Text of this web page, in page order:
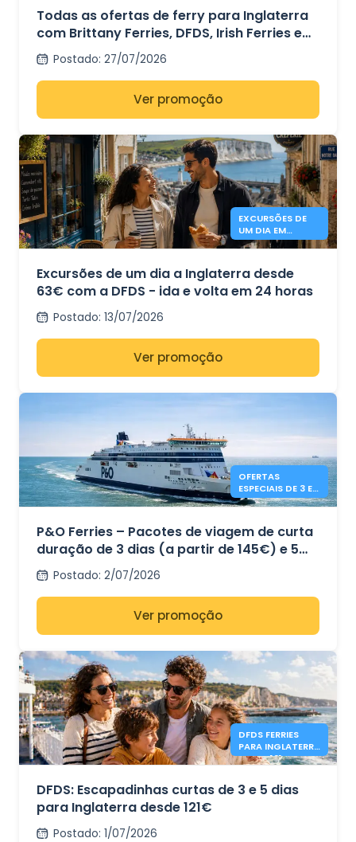
2026 DESDE 41 €
Todas as ofertas de ferry para Inglaterra
com Brittany Ferries, DFDS, Irish Ferries e
P&O Ferries – a partir de 41€
Postado: 27/07/2026
Ver promoção
EXCURSÕES DE
UM DIA EM
INGLATERRA
DFDS
Excursões de um dia a Inglaterra desde
63€ com a DFDS - ida e volta em 24 horas
Postado: 13/07/2026
Ver promoção
OFERTAS
ESPECIAIS DE 3 E 5
DIAS DA P&O
P&O Ferries – Pacotes de viagem de curta
duração de 3 dias (a partir de 145€) e 5
dias (a partir de 169€) – Dover para Calais
Postado: 2/07/2026
Ver promoção
DFDS FERRIES
PARA INGLATERRA
DESDE 121€
DFDS: Escapadinhas curtas de 3 e 5 dias
para Inglaterra desde 121€
Postado: 1/07/2026